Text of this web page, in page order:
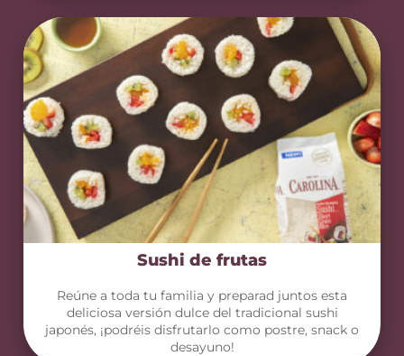
Sushi de frutas
Reúne a toda tu familia y preparad juntos esta
deliciosa versión dulce del tradicional sushi
japonés, ¡podréis disfrutarlo como postre, snack o
desayuno!